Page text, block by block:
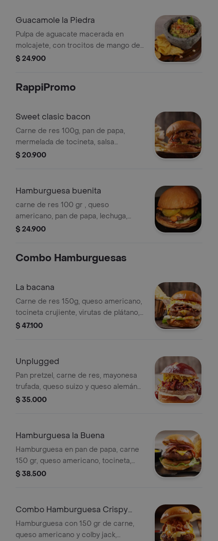
Guacamole la Piedra
Pulpa de aguacate macerada en
molcajete, con trocitos de mango de
cosecha, especiado levemente , y
$ 24.900
RappiPromo
Sweet clasic bacon
Carne de res 100g, pan de papa,
mermelada de tocineta, salsa
barbacoa, lechuga y tomate
$ 20.900
Hamburguesa buenita
carne de res 100 gr , queso
americano, pan de papa, lechuga,
tomate y pepinillos agridulces.
$ 24.900
Combo Hamburguesas
La bacana
Carne de res 150g, queso americano,
tocineta crujiente, virutas de plátano,
relish de jamón serrano, burrata en
$ 47.100
Unplugged
Pan pretzel, carne de res, mayonesa
trufada, queso suizo y queso alemán
muenster, acompañado de tocineta
a la francesa o cascos.
$ 35.000
Hamburguesa la Buena
Hamburguesa en pan de papa, carne
150 gr, queso americano, tocineta,
cebolla, lechuga, tomate
$ 38.500
Combo Hamburguesa Crispy
Pork
Hamburguesa con 150 gr de carne,
queso americano y colby jack,